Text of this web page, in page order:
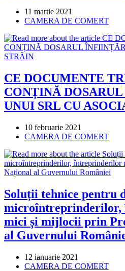
Post
published:
11 martie 2021
Post
CAMERA DE COMERT
CE DOCUMENTE
CONȚINĂ
UNUI SRL CU
Post
published:
10 februarie 2021
Post
CAMERA DE COMERT
Soluții tehnice pentru
mici și mijlocii prin
al Guvernului
Post
published:
12 ianuarie 2021
Post
CAMERA DE COMERT